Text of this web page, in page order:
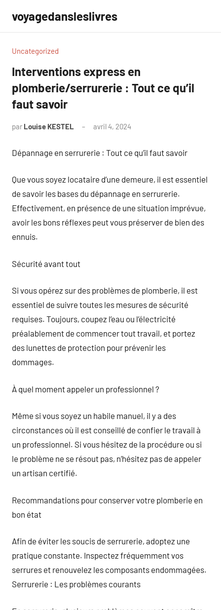
contenu
voyagedansleslivres
Uncategorized
Interventions express en
plomberie/serrurerie : Tout ce qu’il
faut savoir
par Louise KESTEL avril 4, 2024
Dépannage en serrurerie : Tout ce qu’il faut savoir
Que vous soyez locataire d’une demeure, il est essentiel
de savoir les bases du dépannage en serrurerie.
Effectivement, en présence de une situation imprévue,
avoir les bons réflexes peut vous préserver de bien des
ennuis.
Sécurité avant tout
Si vous opérez sur des problèmes de plomberie, il est
essentiel de suivre toutes les mesures de sécurité
requises. Toujours, coupez l’eau ou l’électricité
préalablement de commencer tout travail, et portez
des lunettes de protection pour prévenir les
dommages.
À quel moment appeler un professionnel ?
Même si vous soyez un habile manuel, il y a des
circonstances où il est conseillé de confier le travail à
un professionnel. Si vous hésitez de la procédure ou si
le problème ne se résout pas, n’hésitez pas de appeler
un artisan certifié.
Recommandations pour conserver votre plomberie en
bon état
Afin de éviter les soucis de serrurerie, adoptez une
pratique constante. Inspectez fréquemment vos
serrures et renouvelez les composants endommagées.
Serrurerie : Les problèmes courants